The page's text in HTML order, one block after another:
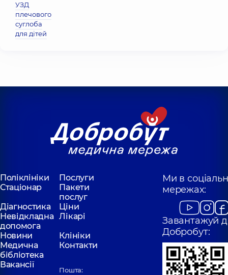
УЗД
плечового
суглоба
для дітей
Поліклініки
Послуги
Стаціонар
Пакети
послуг
Діагностика
Ціни
Невідкладна
допомога
Лікарі
Новини
Клініки
Медична
бібліотека
Контакти
Вакансії
Пошта:
Ми в
мережах:
Завантажуй
Добробут: